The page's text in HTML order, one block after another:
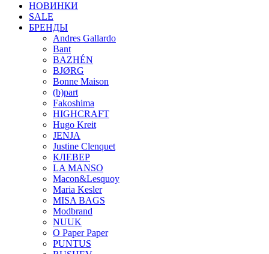
НОВИНКИ
SALE
БРЕНДЫ
Andres Gallardo
Bant
BAZHÉN
BJØRG
Bonne Maison
(b)part
Fakoshima
HIGHCRAFT
Hugo Kreit
JENJA
Justine Clenquet
КЛЕВЕР
LA MANSO
Macon&Lesquoy
Maria Kesler
MISA BAGS
Modbrand
NUUK
O Paper Paper
PUNTUS